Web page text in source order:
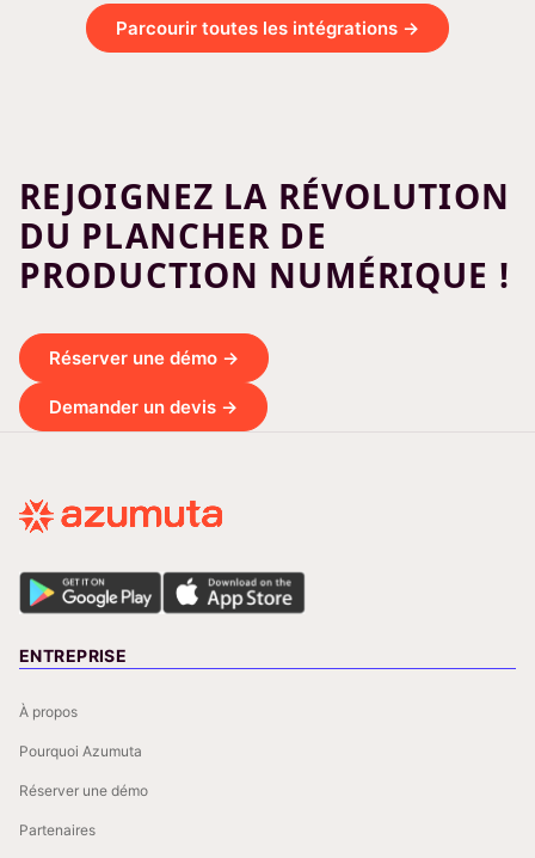
Parcourir toutes les intégrations →
REJOIGNEZ LA RÉVOLUTION
DU PLANCHER DE
PRODUCTION NUMÉRIQUE !
Réserver une démo →
Demander un devis →
ENTREPRISE
À propos
Pourquoi Azumuta
Réserver une démo
Partenaires